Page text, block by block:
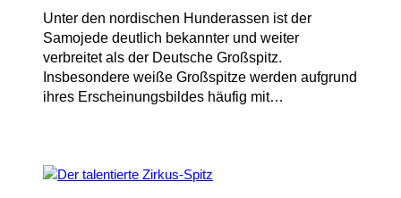
Unter den nordischen Hunderassen ist der
Samojede deutlich bekannter und weiter
verbreitet als der Deutsche Großspitz.
Insbesondere weiße Großspitze werden aufgrund
ihres Erscheinungsbildes häufig mit…